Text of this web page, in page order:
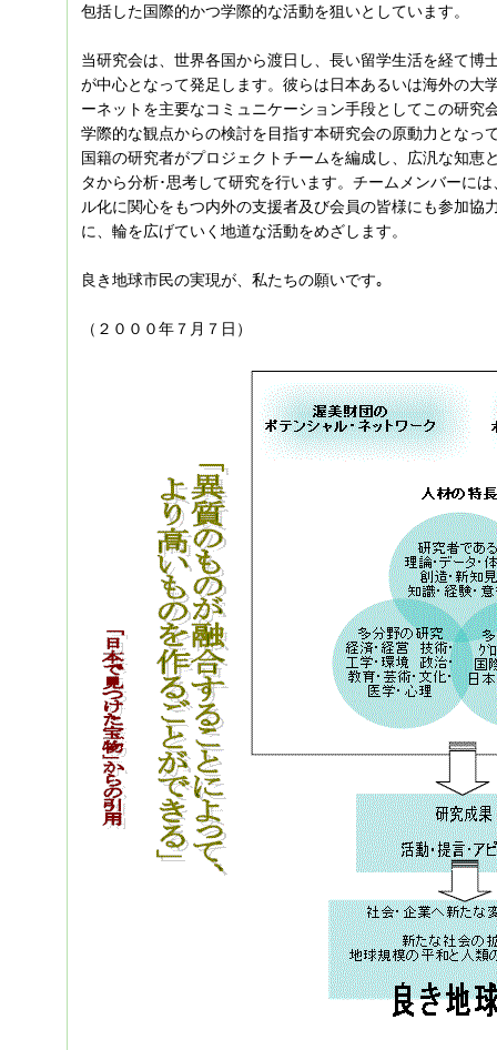
包括した国際的かつ学際的な活動を狙いとしています。
当研究会は、世界各国から渡日し、長い留学生活を経て博
が中心となって発足します。彼らは日本あるいは海外の大
ーネットを主要なコミュニケーション手段としてこの研究
学際的な観点からの検討を目指す本研究会の原動力となっ
国籍の研究者がプロジェクトチームを編成し、広汎な知恵
タから分析･思考して研究を行います。チームメンバーに
ル化に関心をもつ内外の支援者及び会員の皆様にも参加協
に、輪を広げていく地道な活動をめざします。
良き地球市民の実現が、私たちの願いです｡
（２０００年７月７日）